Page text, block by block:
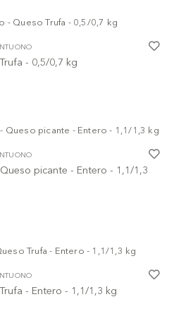
- 0,5/0,7 kg
picante - Entero - 1,1/1,3
- Entero - 1,1/1,3 kg